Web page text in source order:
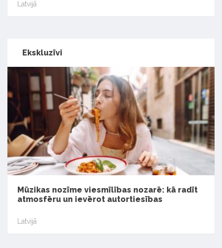
Latvijā
Ekskluzīvi
Mūzikas nozīme viesmīlības nozarē: kā radīt
atmosfēru un ievērot autortiesības
Latvijā